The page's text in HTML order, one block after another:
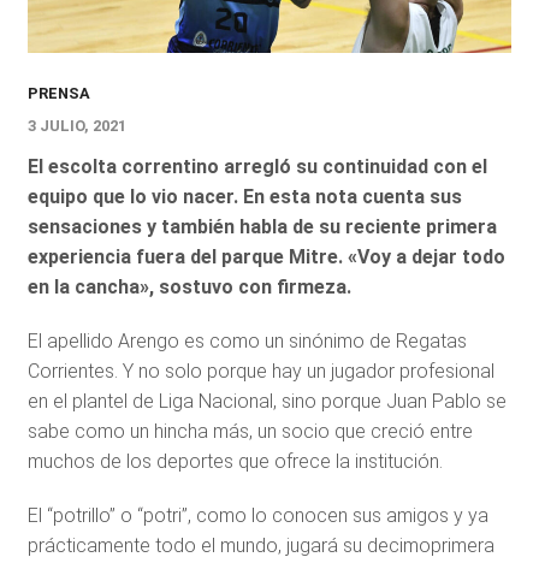
PRENSA
3 JULIO, 2021
El escolta correntino arregló su continuidad con el
equipo que lo vio nacer. En esta nota cuenta sus
sensaciones y también habla de su reciente primera
experiencia fuera del parque Mitre. «Voy a dejar todo
en la cancha», sostuvo con firmeza.
El apellido Arengo es como un sinónimo de Regatas
Corrientes. Y no solo porque hay un jugador profesional
en el plantel de Liga Nacional, sino porque Juan Pablo se
sabe como un hincha más, un socio que creció entre
muchos de los deportes que ofrece la institución.
El “potrillo” o “potri”, como lo conocen sus amigos y ya
prácticamente todo el mundo, jugará su decimoprimera